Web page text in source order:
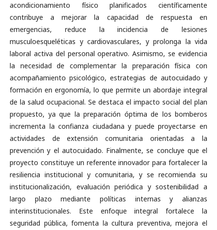
acondicionamiento físico planificados científicamente
contribuye a mejorar la capacidad de respuesta en
emergencias, reduce la incidencia de lesiones
musculoesqueléticas y cardiovasculares, y prolonga la vida
laboral activa del personal operativo. Asimismo, se evidencia
la necesidad de complementar la preparación física con
acompañamiento psicológico, estrategias de autocuidado y
formación en ergonomía, lo que permite un abordaje integral
de la salud ocupacional. Se destaca el impacto social del plan
propuesto, ya que la preparación óptima de los bomberos
incrementa la confianza ciudadana y puede proyectarse en
actividades de extensión comunitaria orientadas a la
prevención y el autocuidado. Finalmente, se concluye que el
proyecto constituye un referente innovador para fortalecer la
resiliencia institucional y comunitaria, y se recomienda su
institucionalización, evaluación periódica y sostenibilidad a
largo plazo mediante políticas internas y alianzas
interinstitucionales. Este enfoque integral fortalece la
seguridad pública, fomenta la cultura preventiva, mejora el